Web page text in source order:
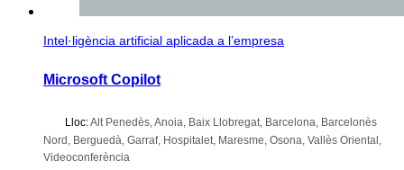
Intel·ligència artificial aplicada a l’empresa
Microsoft Copilot
Lloc:Alt Penedès,Anoia, Baix Llobregat, Barcelona, Barcelonès
Nord , Berguedà, Garraf, Hospitalet, Maresme, Osona, Vallès Oriental ,
Videoconferència